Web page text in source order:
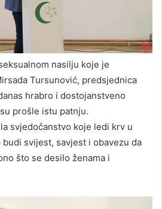
nasilju koje je
Tursunović, predsjednica
hrabro i dostojanstveno
prošle istu patnju.
svjedočanstvo koje ledi krv u
svijest, savjest i obavezu da
što se desilo ženama i